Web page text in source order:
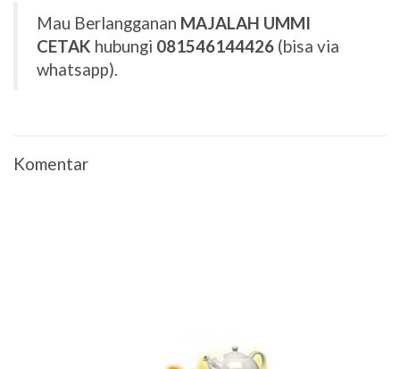
Mau Berlangganan MAJALAH UMMI
CETAK hubungi 081546144426 (bisa via
whatsapp).
Komentar